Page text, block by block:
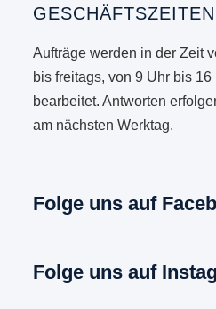
GESCHÄFTSZEITEN
Aufträge werden in der Zeit
bis freitags, von 9 Uhr bis 16
bearbeitet. Antworten
am nächsten Werktag.
Folge uns auf
Folge uns auf